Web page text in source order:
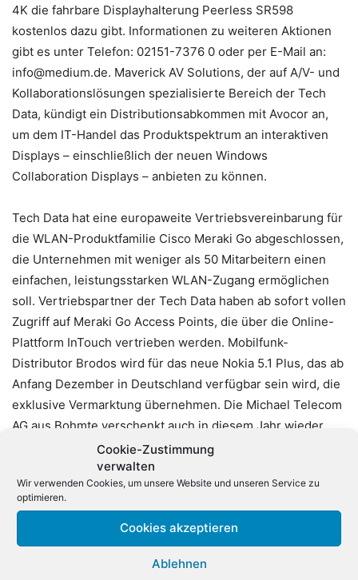
Cookie-Zustimmung
verwalten
Wir verwenden Cookies, um unsere Website und unseren Service zu
optimieren.
Cookies akzeptieren
Ablehnen
4K die fahrbare Displayhalterung Peerless SR598
kostenlos dazu gibt. Informationen zu weiteren Aktionen
gibt es unter Telefon: 02151-7376 0 oder per E-Mail an:
info@medium.de. Maverick AV Solutions, der auf A/V- und
Kollaborationslösungen spezialisierte Bereich der Tech
Data, kündigt ein Distributionsabkommen mit Avocor an,
um dem IT-Handel das Produktspektrum an interaktiven
Displays – einschließlich der neuen Windows
Collaboration Displays – anbieten zu können.
Tech Data hat eine europaweite Vertriebsvereinbarung für
die WLAN-Produktfamilie Cisco Meraki Go abgeschlossen,
die Unternehmen mit weniger als 50 Mitarbeitern einen
einfachen, leistungsstarken WLAN-Zugang ermöglichen
soll. Vertriebspartner der Tech Data haben ab sofort vollen
Zugriff auf Meraki Go Access Points, die über die Online-
Plattform InTouch vertrieben werden. Mobilfunk-
Distributor Brodos wird für das neue Nokia 5.1 Plus, das ab
Anfang Dezember in Deutschland verfügbar sein wird, die
exklusive Vermarktung übernehmen. Die Michael Telecom
AG aus Bohmte verschenkt auch in diesem Jahr wieder
Weihnachtsbäume an ihre Kunden. Wer in der Zeit vom 01.
bis 30. November einen bestimmten Mindestumsatz
generiert, erhält die Tanne pünktlich zu Weihnachten frei
Haus. «Wir wissen wie schwer es ist, Arbeit und Familie
unter einen Hut zu bringen», so Oliver Hemann, Mitglied
der Geschäftsleitung & Prokurist. «Deswegen liefern wir
unseren Kunden den Tannenbaum wieder pünktlich zum